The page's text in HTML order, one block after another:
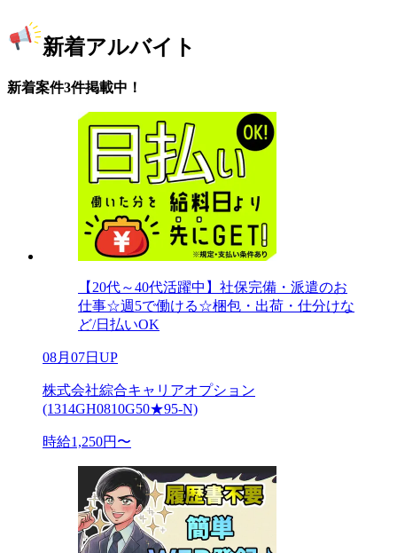
新着アルバイト
新着案件3件掲載中！
【20代～40代活躍中】社保完備・派遣のお
仕事☆週5で働ける☆梱包・出荷・仕分けな
ど/日払いOK
08月07日UP
株式会社綜合キャリアオプション
(1314GH0810G50★95-N)
時給1,250円〜